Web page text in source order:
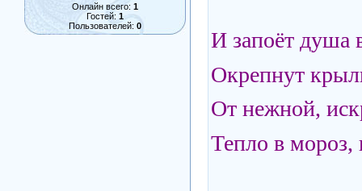
Онлайн всего: 1
Гостей: 1
Пользователей: 0
И запоёт душа
Окрепнут
От нежной,
Тепло в мороз,